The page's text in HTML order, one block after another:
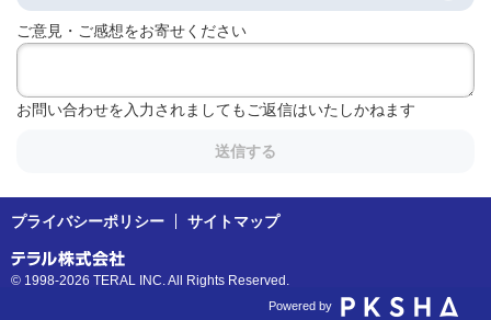
ご意見・ご感想をお寄せください
お問い合わせを入力されましてもご返信はいたしかねます
送信する
プライバシーポリシー サイトマップ
© 1998-2026 TERAL INC. All Rights Reserved.
Powered by